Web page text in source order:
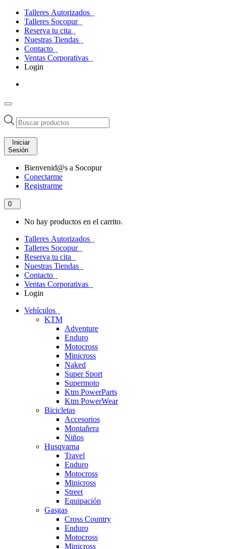
Talleres Autorizados
Talleres Socopur
Reserva tu cita
Nuestras Tiendas
Contacto
Ventas Corporativas
Login
Búsqueda
de
productos
Iniciar
Sesión
Bienvenid@s a Socopur
Conectarme
Registrarme
0
No hay productos en el carrito.
Talleres Autorizados
Talleres Socopur
Reserva tu cita
Nuestras Tiendas
Contacto
Ventas Corporativas
Login
Vehículos
KTM
Adventure
Enduro
Motocross
Minicross
Naked
Super Sport
Supermoto
Ktm PowerParts
Ktm PowerWear
Bicicletas
Accesorios
Montañera
Niños
Husqvarna
Travel
Enduro
Motocross
Minicross
Street
Equipación
Gasgas
Cross Country
Enduro
Motocross
Minicross